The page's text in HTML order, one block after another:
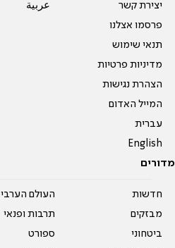
יצירת קשר
פרסמו אצלנו
תנאי שימוש
מדיניות פרטיות
הצהרת נגישות
המייל האדום
עברית
English
عربية
מדורים
חדשות
מבזקים
ביטחוני
העולם הערבי
תרבות ופנאי
ספורט